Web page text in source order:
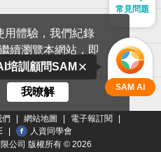
常見問題
用體驗，我們紀錄
續瀏覽本網站，即
cookies。
我暸解
培訓顧問SAM
SAM AI
們 網站地圖 電子報訂閱
人資同學會
公司 版權所有 © 2026